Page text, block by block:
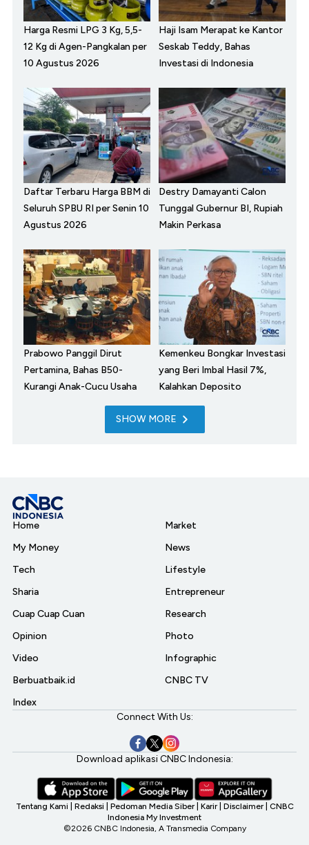
Harga Resmi LPG 3 Kg, 5,5-
12 Kg di Agen-Pangkalan per
10 Agustus 2026
Haji Isam Merapat ke Kantor
Seskab Teddy, Bahas
Investasi di Indonesia
Daftar Terbaru Harga BBM di
Seluruh SPBU RI per Senin 10
Agustus 2026
Destry Damayanti Calon
Tunggal Gubernur BI, Rupiah
Makin Perkasa
Prabowo Panggil Dirut
Pertamina, Bahas B50-
Kurangi Anak-Cucu Usaha
Kemenkeu Bongkar Investasi
yang Beri Imbal Hasil 7%,
Kalahkan Deposito
SHOW MORE
Home
My Money
Tech
Sharia
Cuap Cuap Cuan
Opinion
Video
Berbuatbaik.id
Index
Market
News
Lifestyle
Entrepreneur
Research
Photo
Infographic
CNBC TV
Connect With Us:
Download aplikasi CNBC Indonesia:
Tentang Kami Redaksi Pedoman Media Siber Karir Disclaimer CNBC
Indonesia My Investment
©2026 CNBC Indonesia, A Transmedia Company